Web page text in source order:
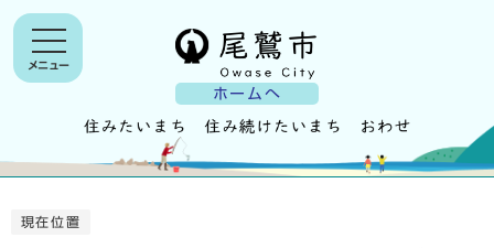
ホームへ
メニュー
現在位置